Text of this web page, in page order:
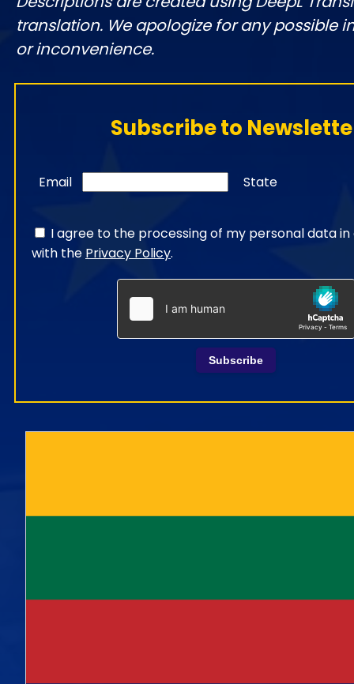
translation. We apologize for any possible
or inconvenience.
Subscribe to
Email State
I agree to the processing of my personal data
with the Privacy Policy.
Subscribe